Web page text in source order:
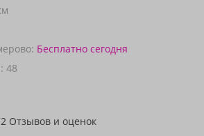
Бесплатно сегодня
48
Отзывов и оценок